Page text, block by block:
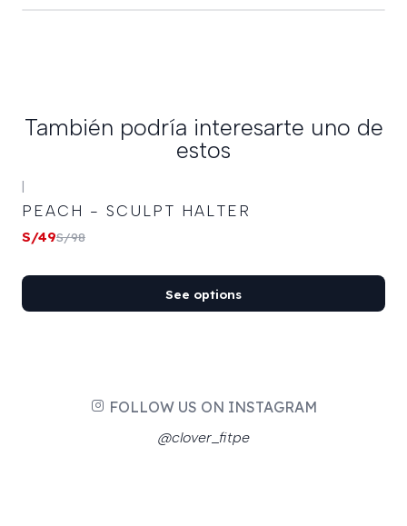
También podría interesarte uno de
estos
-50% OFF
PEACH - SCULPT HALTER
S/49S/98
See options
FOLLOW US ON INSTAGRAM
@clover_fitpe